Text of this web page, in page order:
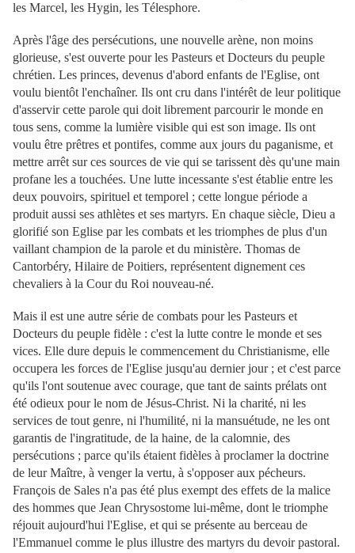
les Marcel, les Hygin, les Télesphore.
Après l'âge des persécutions, une nouvelle arène, non moins
glorieuse, s'est ouverte pour les Pasteurs et Docteurs du peuple
chrétien. Les princes, devenus d'abord enfants de l'Eglise, ont
voulu bientôt l'enchaîner. Ils ont cru dans l'intérêt de leur politique
d'asservir cette parole qui doit librement parcourir le monde en
tous sens, comme la lumière visible qui est son image. Ils ont
voulu être prêtres et pontifes, comme aux jours du paganisme, et
mettre arrêt sur ces sources de vie qui se tarissent dès qu'une main
profane les a touchées. Une lutte incessante s'est établie entre les
deux pouvoirs, spirituel et temporel ; cette longue période a
produit aussi ses athlètes et ses martyrs. En chaque siècle, Dieu a
glorifié son Eglise par les combats et les triomphes de plus d'un
vaillant champion de la parole et du ministère. Thomas de
Cantorbéry, Hilaire de Poitiers, représentent dignement ces
chevaliers à la Cour du Roi nouveau-né.
Mais il est une autre série de combats pour les Pasteurs et
Docteurs du peuple fidèle : c'est la lutte contre le monde et ses
vices. Elle dure depuis le commencement du Christianisme, elle
occupera les forces de l'Eglise jusqu'au dernier jour ; et c'est parce
qu'ils l'ont soutenue avec courage, que tant de saints prélats ont
été odieux pour le nom de Jésus-Christ. Ni la charité, ni les
services de tout genre, ni l'humilité, ni la mansuétude, ne les ont
garantis de l'ingratitude, de la haine, de la calomnie, des
persécutions ; parce qu'ils étaient fidèles à proclamer la doctrine
de leur Maître, à venger la vertu, à s'opposer aux pécheurs.
François de Sales n'a pas été plus exempt des effets de la malice
des hommes que Jean Chrysostome lui-même, dont le triomphe
réjouit aujourd'hui l'Eglise, et qui se présente au berceau de
l'Emmanuel comme le plus illustre des martyrs du devoir pastoral.